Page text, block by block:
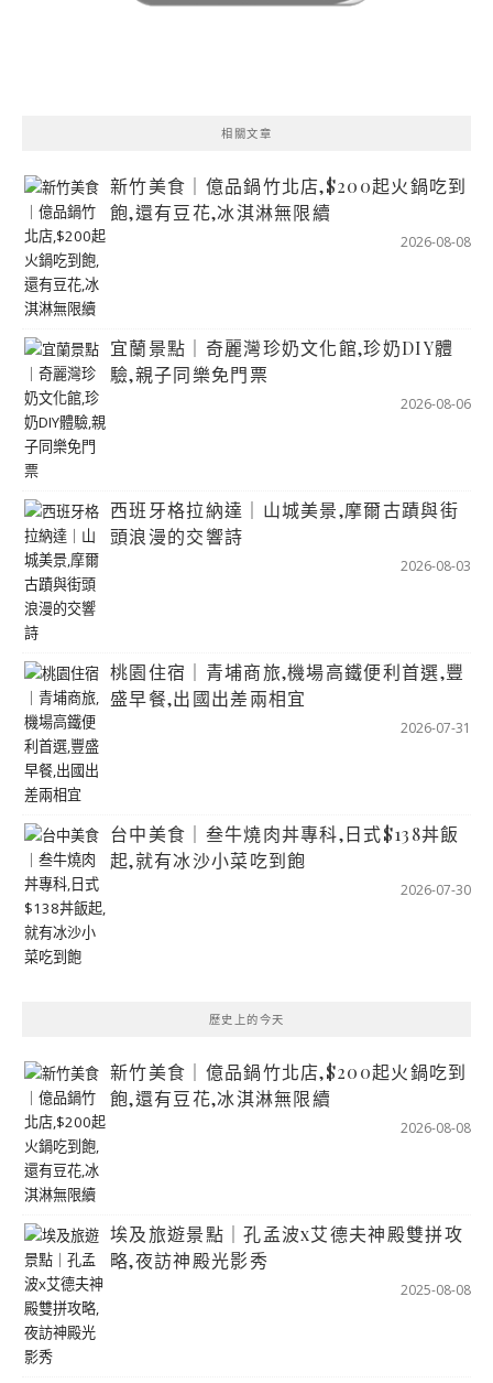
相關文章
新竹美食｜億品鍋竹北店,$200起火鍋吃到
飽,還有豆花,冰淇淋無限續
2026-08-08
宜蘭景點｜奇麗灣珍奶文化館,珍奶DIY體
驗,親子同樂免門票
2026-08-06
西班牙格拉納達｜山城美景,摩爾古蹟與街
頭浪漫的交響詩
2026-08-03
桃園住宿｜青埔商旅,機場高鐵便利首選,豐
盛早餐,出國出差兩相宜
2026-07-31
台中美食｜叁牛燒肉丼專科,日式$138丼飯
起,就有冰沙小菜吃到飽
2026-07-30
歷史上的今天
新竹美食｜億品鍋竹北店,$200起火鍋吃到
飽,還有豆花,冰淇淋無限續
2026-08-08
埃及旅遊景點｜孔孟波x艾德夫神殿雙拼攻
略,夜訪神殿光影秀
2025-08-08